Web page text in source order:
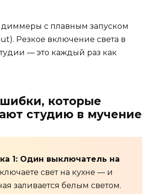
диммеры с плавным запуском
Резкое включение света в
— это каждый раз как
которые
студию в мучение
1: Один выключатель на
свет на кухне — и
заливается белым светом.